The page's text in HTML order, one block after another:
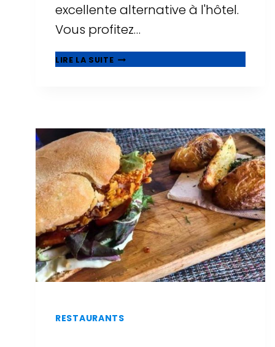
excellente alternative à l'hôtel.
Vous profitez…
LIRE LA SUITE▷
LES
SALOU
:
APPARTEMENTS
AVEC
PISCINE
ET
VUE
SUR
MER
RESTAURANTS